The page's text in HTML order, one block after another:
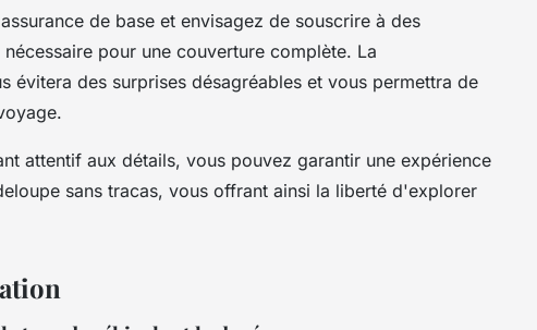
de base et envisagez de souscrire à des
pour une couverture complète. La
évitera des surprises désagréables et vous permettra de
attentif aux détails, vous pouvez garantir une expérience
sans tracas, vous offrant ainsi la liberté d'explorer